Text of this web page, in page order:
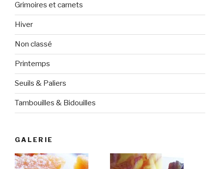
Grimoires et carnets
Hiver
Non classé
Printemps
Seuils & Paliers
Tambouilles & Bidouilles
GALERIE